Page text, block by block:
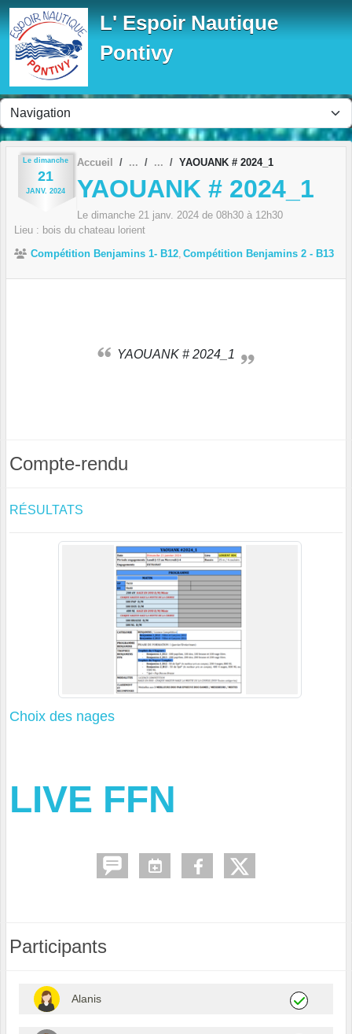
L' Espoir Nautique
Pontivy
Le dimanche
21
JANV. 2024
Accueil YAOUANK # 2024_1
YAOUANK # 2024_1
Le dimanche 21 janv. 2024 de 08h30 à 12h30
Lieu : bois du chateau lorient
Compétition Benjamins 1- B12 Compétition Benjamins 2 - B13
YAOUANK # 2024_1
Compte-rendu
RÉSULTATS
Choix des nages
LIVE FFN
Participants
Alanis
Panneau de gestion des cookies